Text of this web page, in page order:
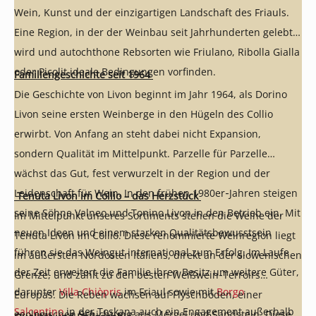
Wein, Kunst und der einzigartigen Landschaft des Friauls.
Eine Region, in der der Weinbau seit Jahrhunderten gelebt
wird und autochthone Rebsorten wie Friulano, Ribolla Gialla
oder Picolit ideale Bedingungen vorfinden.
Familiengeschichte seit 1964
Die Geschichte von Livon beginnt im Jahr 1964, als Dorino
Livon seine ersten Weinberge in den Hügeln des Collio
erwirbt. Von Anfang an steht dabei nicht Expansion,
sondern Qualität im Mittelpunkt. Parzelle für Parzelle
wächst das Gut, fest verwurzelt in der Region und der
Leidenschaft für Wein. In den frühen 1980er‑Jahren steigen
seine Söhne Valneo und Tonino Livon in den Betrieb ein. Mit
neuen Ideen und einem starken Qualitätsbewusstsein
führen sie das Weingut international zum Erfolg. Im Laufe
der Zeit erweitert die Familie ihren Besitz um weitere Güter,
darunter Villa Chiòprisim Friaul sowie mitBorgo
Salcentinoin der Toskana auch ein Engagement außerhalb
Tenuta Livon im Collio – das Herzstück
Im Mittelpunkt unseres Sortiments stehen die Weine der
Tenuta Livon im Collio. Diese renommierte Weinregion liegt
im äußersten Nordosten Italiens, direkt an der slowenischen
Grenze, und zählt zu den besten Weißwein‑Terroirs
Europas. Die Reben wachsen auf Flyschböden, einer